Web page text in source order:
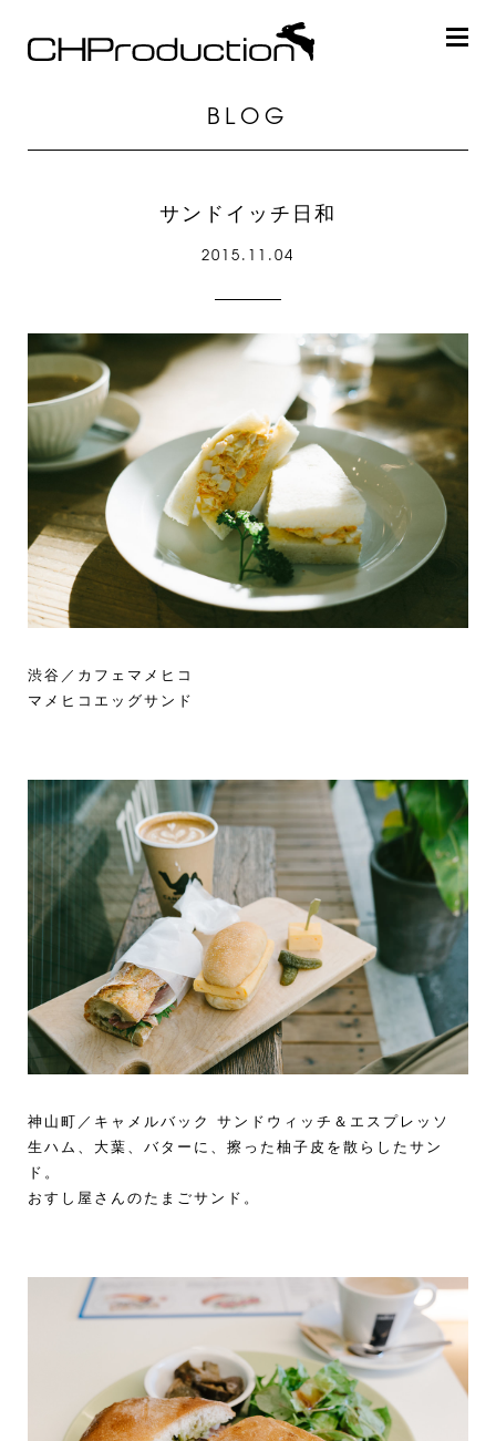
BLOG
サンドイッチ日和
2015.11.04
渋谷／カフェマメヒコ
マメヒコエッグサンド
神山町／キャメルバック サンドウィッチ＆エスプレッソ
生ハム、大葉、バターに、擦った柚子皮を散らしたサン
ド。
おすし屋さんのたまごサンド。